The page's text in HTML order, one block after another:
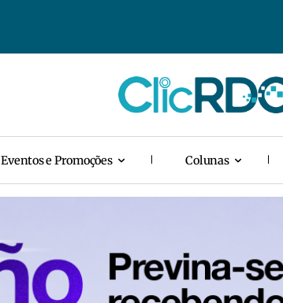
Eventos e Promoções Colunas